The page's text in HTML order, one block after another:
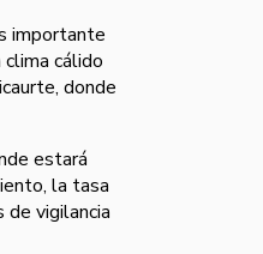
importante
cálido
donde
estará
la tasa
de vigilancia